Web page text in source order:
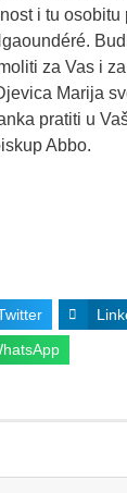
i tu osobitu
za Vas i
Marija
pratiti u
Abbo.